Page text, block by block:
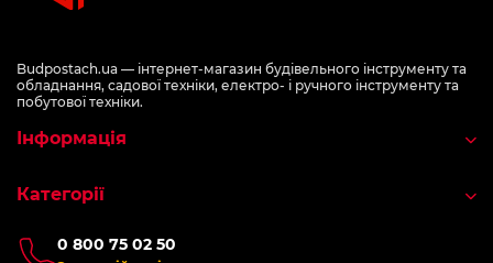
Budpostach.ua — інтернет-магазин будівельного інструменту та
обладнання, садової техніки, електро- і ручного інструменту та
побутової техніки.
0 800 75 02 50
Інформація
Категорії